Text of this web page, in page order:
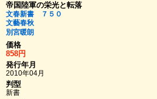
帝国陸軍の栄光と転落
文春新書 ７５０
文藝春秋
別宮暖朗
価格
858円
発行年月
2010年04月
判型
新書